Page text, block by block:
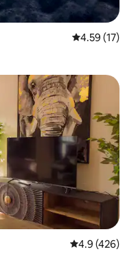
4.59 out of 5
4.59 (17)
4.9 out of 5
4.9 (426)